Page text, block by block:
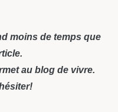
moins de temps que
au blog de vivre.